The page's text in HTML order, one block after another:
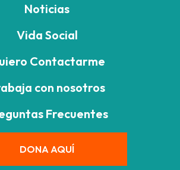
Noticias
Vida Social
Contactarme
con nosotros
Frecuentes
DONA AQUÍ